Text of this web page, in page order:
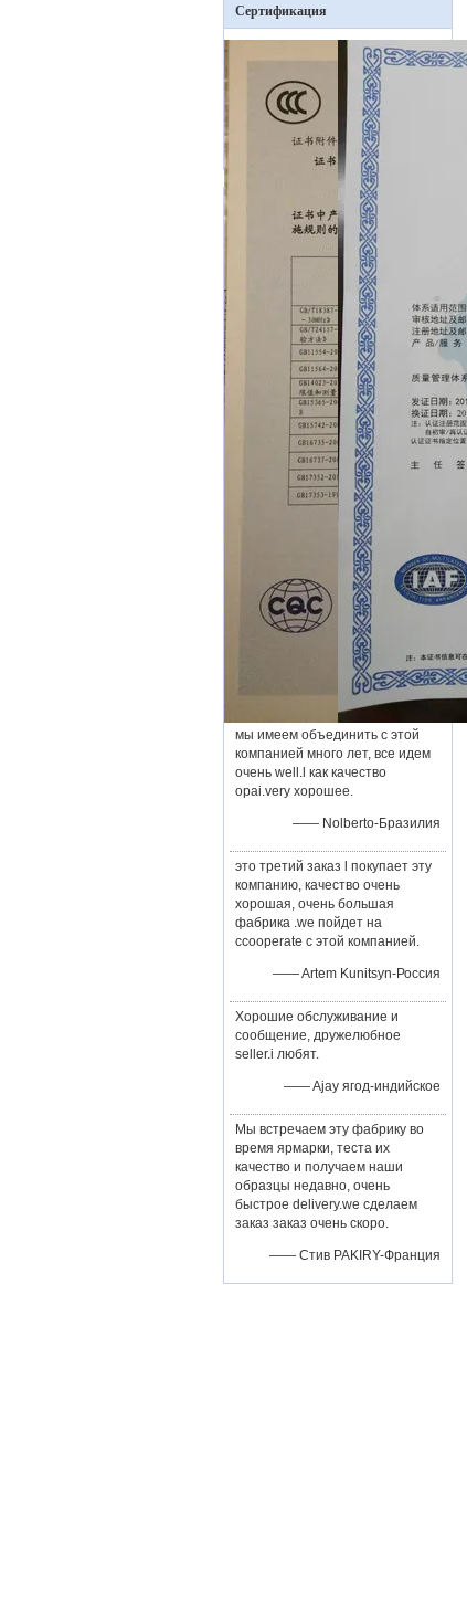
Сертификация
мы имеем объединить с этой
компанией много лет, все идем
очень well.l как качество
opai.very хорошее.
—— Nolberto-Бразилия
это третий заказ l покупает эту
компанию, качество очень
хорошая, очень большая
фабрика .we пойдет на
ccooperate с этой компанией.
—— Artem Kunitsyn-Россия
Хорошие обслуживание и
сообщение, дружелюбное
seller.i любят.
—— Ajay ягод-индийское
Мы встречаем эту фабрику во
время ярмарки, теста их
качество и получаем наши
образцы недавно, очень
быстрое delivery.we сделаем
заказ заказ очень скоро.
—— Стив PAKIRY-Франция